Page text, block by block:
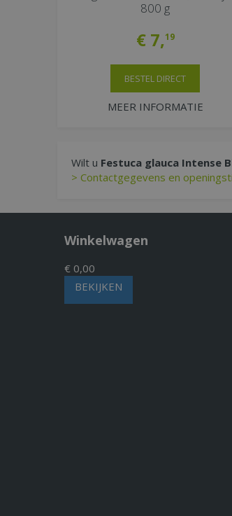
800 g
€ 7,19
MEER INFORMATIE
BESTEL DIRECT
Wilt u Festuca glauca Intense
> Contactgegevens en
Winkelwagen
€ 0,00
BEKIJKEN